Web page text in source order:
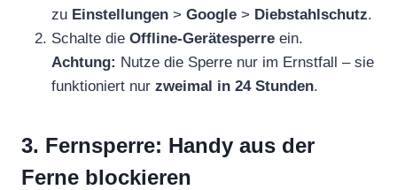
zu Einstellungen > Google > Diebstahlschutz.
Schalte die Offline-Gerätesperre ein.
Achtung: Nutze die Sperre nur im Ernstfall – sie
funktioniert nur zweimal in 24 Stunden.
3. Fernsperre: Handy aus der
Ferne blockieren